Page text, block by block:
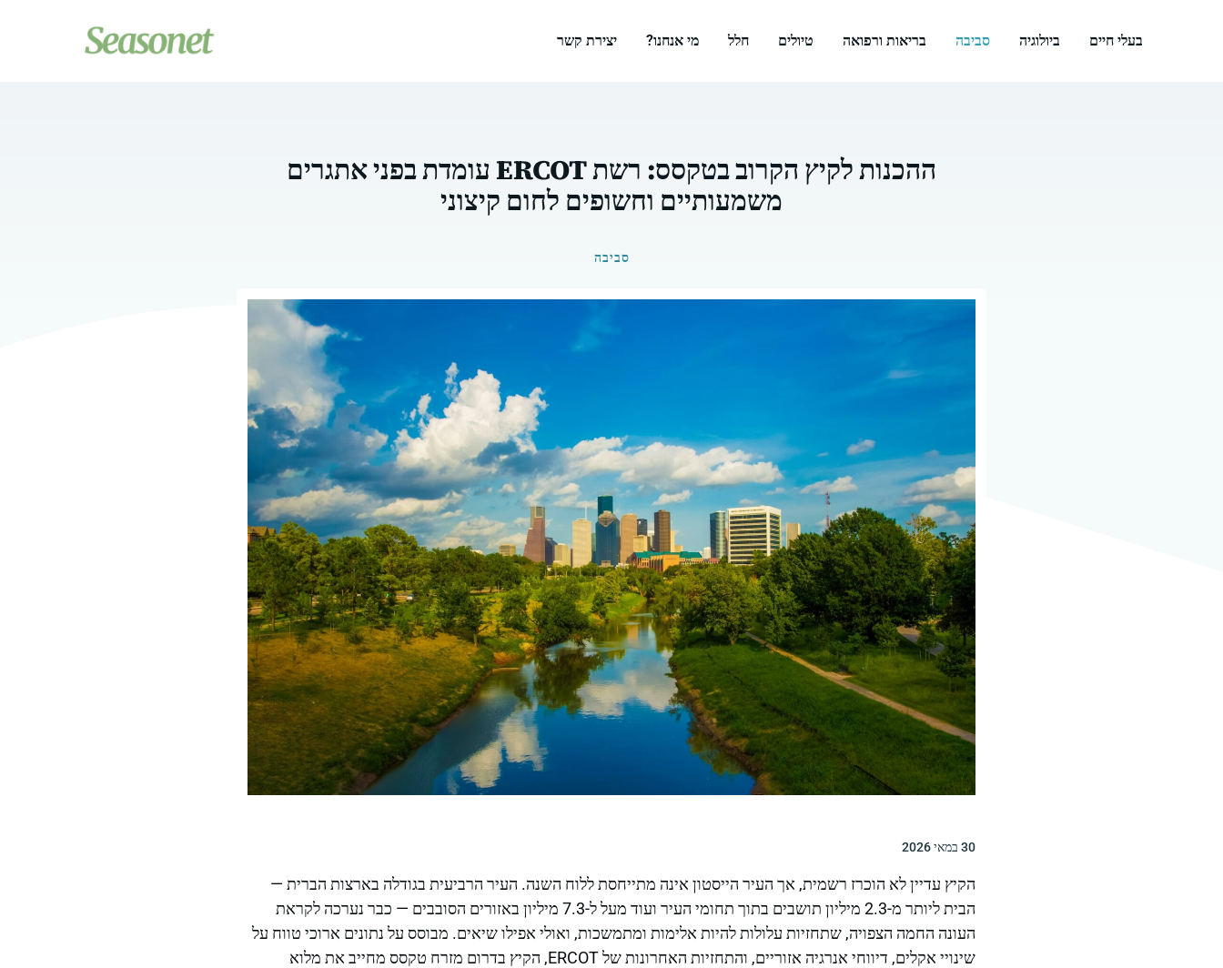
בעלי חיים ביולוגיה סביבה בריאות ורפואה טיולים חלל מי אנחנו? יצירת קשר
ההכנות לקיץ הקרוב בטקסס: רשת ERCOT עומדת בפני אתגרים
משמעותיים וחשופים לחום קיצוני
סביבה
30 במאי 2026
הקיץ עדיין לא הוכרז רשמית, אך העיר הייסטון אינה מתייחסת ללוח השנה. העיר הרביעית בגודלה בארצות הברית —
הבית ליותר מ-2.3 מיליון תושבים בתוך תחומי העיר ועוד מעל ל-7.3 מיליון באזורים הסובבים — כבר נערכה לקראת
העונה החמה הצפויה, שתחזיות עלולות להיות אלימות ומתמשכות, ואולי אפילו שיאים. מבוסס על נתונים ארוכי טווח על
שינויי אקלים, דיווחי אנרגיה אזוריים, והתחזיות האחרונות של ERCOT, הקיץ בדרום מזרח טקסס מחייב את מלוא